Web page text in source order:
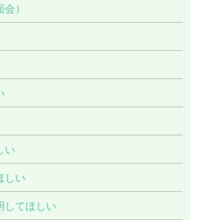
）
い
しい
してほしい